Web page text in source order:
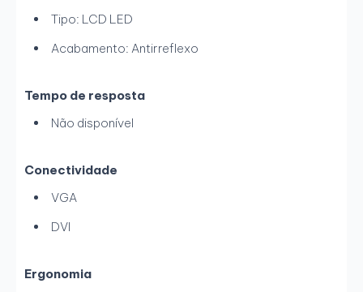
Tipo: LCD LED
Acabamento: Antirreflexo
Tempo de resposta
Não disponível
Conectividade
VGA
DVI
Ergonomia